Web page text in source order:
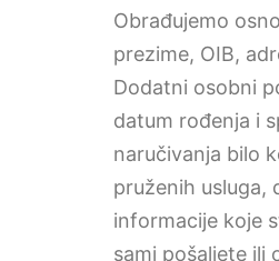
Obrađujemo
prezime, OIB,
Dodatni osobni
datum rođenja i
naručivanja bilo
pruženih usluga,
informacije koje
sami pošaljete ili